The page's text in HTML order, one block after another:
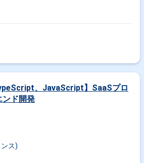
トエンド（JavaScript）からバックエンド
、JavaScript】SaaSプロ
ンド開発
ス)